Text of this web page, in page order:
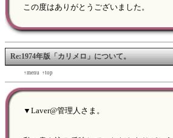
この度はありがとうございました。
Re:1974年版「カリメロ」について。
↑menu ↑top
▼Laver@管理人さま。